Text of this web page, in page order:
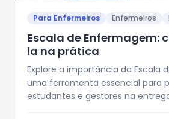
Para Enfermeiros Enfermeiros
Escala de Enfermagem:
la na prática
Explore a importância da Escala
uma ferramenta essencial para
estudantes e gestores na